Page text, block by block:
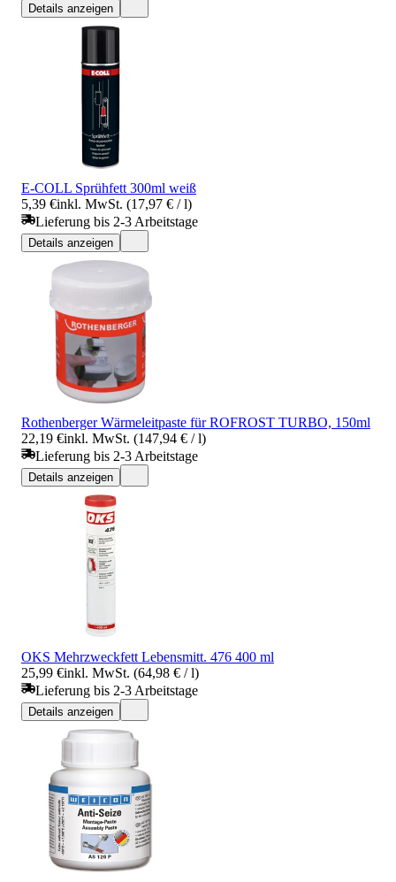
Details anzeigen
E-COLL Sprühfett 300ml weiß
5,39 €inkl. MwSt. (17,97 € / l)
Lieferung bis 2-3 Arbeitstage
Details anzeigen
Rothenberger Wärmeleitpaste für ROFROST TURBO, 150ml
22,19 €inkl. MwSt. (147,94 € / l)
Lieferung bis 2-3 Arbeitstage
Details anzeigen
OKS Mehrzweckfett Lebensmitt. 476 400 ml
25,99 €inkl. MwSt. (64,98 € / l)
Lieferung bis 2-3 Arbeitstage
Details anzeigen